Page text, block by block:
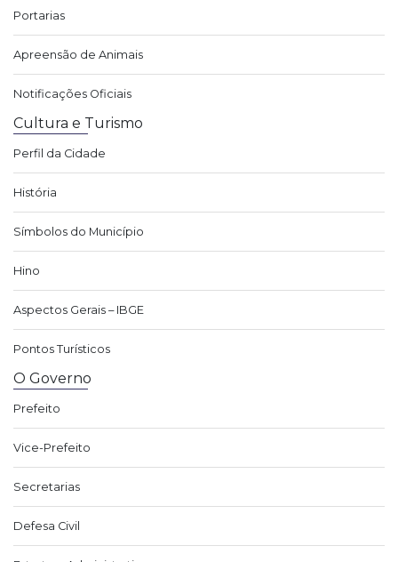
Portarias
Apreensão de Animais
Notificações Oficiais
Cultura e Turismo
Perfil da Cidade
História
Símbolos do Município
Hino
Aspectos Gerais – IBGE
Pontos Turísticos
O Governo
Prefeito
Vice-Prefeito
Secretarias
Defesa Civil